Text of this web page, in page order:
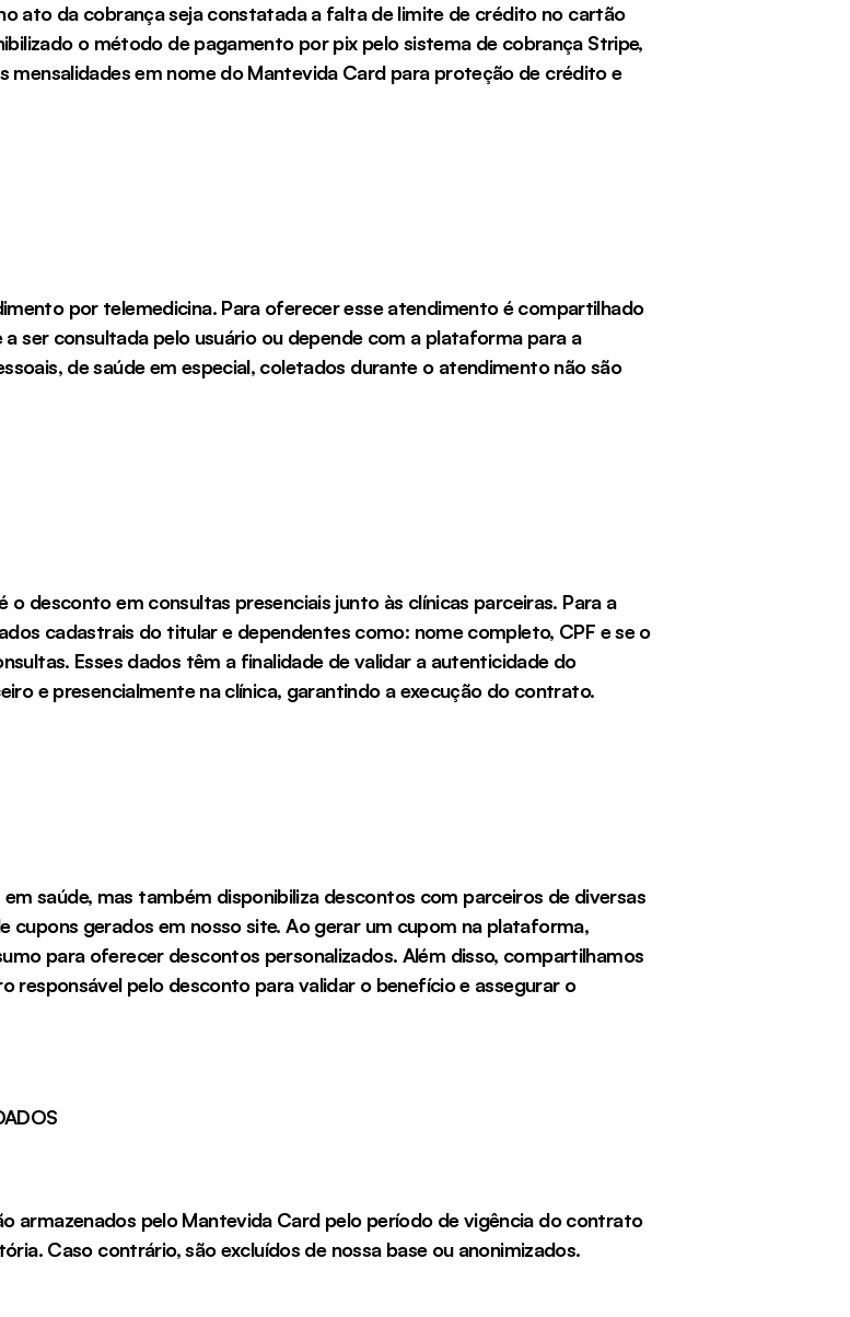
ato da cobrança seja constatada a falta de limite de crédito no cartão
o método de pagamento por pix pelo sistema de cobrança Stripe,
mensalidades em nome do Mantevida Card para proteção de crédito e
por telemedicina. Para oferecer esse atendimento é compartilhado
ser consultada pelo usuário ou depende com a plataforma para a
de saúde em especial, coletados durante o atendimento não são
desconto em consultas presenciais junto às clínicas parceiras. Para a
cadastrais do titular e dependentes como: nome completo, CPF e se o
Esses dados têm a finalidade de validar a autenticidade do
e presencialmente na clínica, garantindo a execução do contrato.
saúde, mas também disponibiliza descontos com parceiros de diversas
cupons gerados em nosso site. Ao gerar um cupom na plataforma,
para oferecer descontos personalizados. Além disso, compartilhamos
responsável pelo desconto para validar o benefício e assegurar o
armazenados pelo Mantevida Card pelo período de vigência do contrato
Caso contrário, são excluídos de nossa base ou anonimizados.